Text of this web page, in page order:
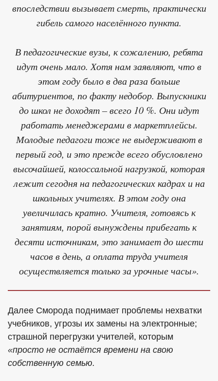
впоследствии вызывает смерть, практически
гибель самого населённого пункта.
В педагогические вузы, к сожалению, ребята
идут очень мало. Хотя нам заявляют, что в
этом году было в два раза больше
абитуриентов, по факту недобор. Выпускники
до школ не доходят – всего 10 %. Они идут
работать менеджерами в маркетплейсы.
Молодые педагоги тоже не выдерживают в
первый год, и это прежде всего обусловлено
высочайшей, колоссальной нагрузкой, которая
лежит сегодня на педагогических кадрах и на
школьных учителях. В этом году она
увеличилась кратно. Учителя, готовясь к
занятиям, порой вынуждены прибегать к
десяти источникам, это занимает до шести
часов в день, а оплата труда учителя
осуществляется только за урочные часы».
Далее Сморода поднимает проблемы нехватки
учебников, угрозы их замены на электронные;
страшной перегрузки учителей, которым
«просто не остаётся времени на свою
собственную семью.